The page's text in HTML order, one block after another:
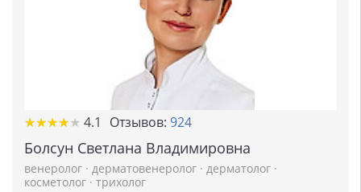
★★★★★
★★★★★ 4.1 Отзывов: 924
Болсун Светлана Владимировна
венеролог · дерматовенеролог · дерматолог ·
косметолог · трихолог